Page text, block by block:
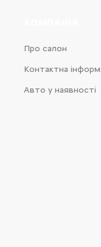
Про салон
Контактна
Авто у наявності